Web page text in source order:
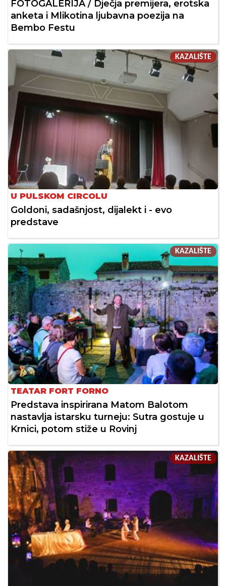
FOTOGALERIJA / Dječja premijera, erotska
anketa i Mlikotina ljubavna poezija na
Bembo Festu
KAZALIŠTE
U PULSKOM CIRCOLU
Goldoni, sadašnjost, dijalekt i - evo
predstave
KAZALIŠTE
TEATAR FORT FORNO
Predstava inspirirana Matom Balotom
nastavlja istarsku turneju: Sutra gostuje u
Krnici, potom stiže u Rovinj
KAZALIŠTE